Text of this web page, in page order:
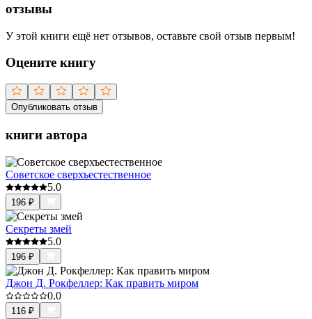
отзывы
У этой книги ещё нет отзывов, оставьте свой отзыв первым!
Оцените книгу
Опубликовать отзыв
книги автора
Советское сверхъестественное
5.0
196 ₽
Секреты змей
5.0
196 ₽
Джон Д. Рокфеллер: Как править миром
0.0
116 ₽